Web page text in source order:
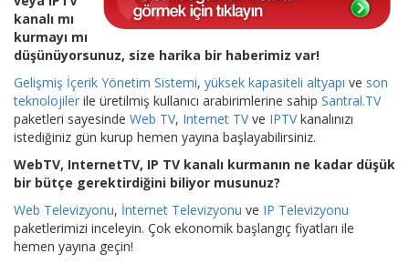
kanalı mı
kurmayı mı
düşünüyorsunuz, size harika bir haberimiz var!
Gelişmiş İçerik Yönetim Sistemi, yüksek kapasiteli altyapı ve son
teknolojiler ile üretilmiş kullanıcı arabirimlerine sahip Santral.TV
paketleri sayesinde Web TV, Internet TVve IPTVkanalınızı
istediğiniz gün kurup hemen yayına başlayabilirsiniz.
WebTV, InternetTV, IP TV kanalı kurmanın ne kadar düşük
bir bütçe gerektirdiğini biliyor musunuz?
Web Televizyonu, İnternet Televizyonu ve IP Televizyonu
paketlerimizi inceleyin. Çok ekonomik başlangıç fiyatları ile
hemen yayına geçin!